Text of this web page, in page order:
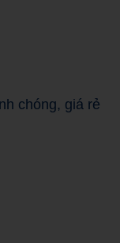
chóng, giá rẻ